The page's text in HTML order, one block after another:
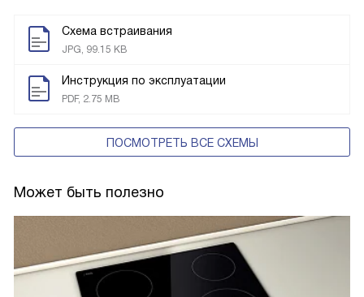
Схема встраивания
JPG, 99.15 KB
Инструкция по эксплуатации
PDF, 2.75 MB
ПОСМОТРЕТЬ ВСЕ СХЕМЫ
Может быть полезно